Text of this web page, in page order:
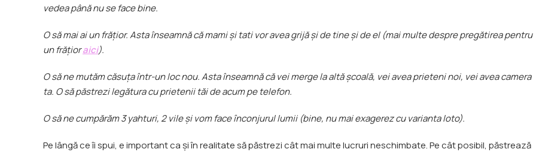
vedea până nu se face bine.
O să mai ai un frățior. Asta înseamnă că mami și tati vor avea grijă și de tine și de el (mai multe despre pregătirea pentru
un frățioraici).
O să ne mutăm căsuța într-un loc nou. Asta înseamnă că vei merge la altă școală, vei avea prieteni noi, vei avea camera
ta. O să păstrezi legătura cu prietenii tăi de acum pe telefon.
O să ne cumpărăm 3 yahturi, 2 vile și vom face înconjurul lumii (bine, nu mai exagerez cu varianta loto).
Pe lângă ce îi spui, e important ca și în realitate să păstrezi cât mai multe lucruri neschimbate. Pe cât posibil, păstrează